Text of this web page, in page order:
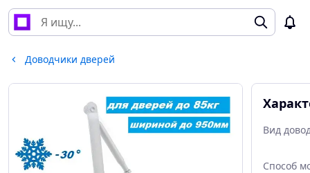
Доводчики дверей
Вид
Способ